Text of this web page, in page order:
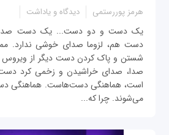
هرمز پوررستمی دیدگاه و یاداشت
یک دست و دو دست... یک دست صدا
دست هم، لزوما صدای خوشی ندارد.
شستن و پاک کردن دست دیگر از ویروس
صدا، صدای خراشیدن و زخمی کرد دست
است، هماهنگی دست‌هاست. هماهنگی
می‌شوند. چرا که...